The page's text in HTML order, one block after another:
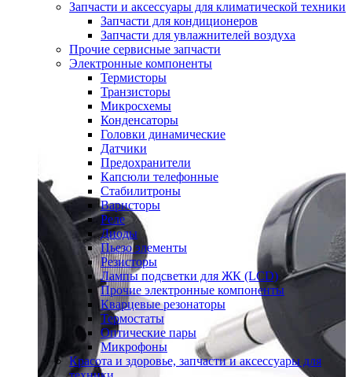
Запчасти и аксессуары для климатической техники
Запчасти для кондиционеров
Запчасти для увлажнителей воздуха
Прочие сервисные запчасти
Электронные компоненты
Термисторы
Транзисторы
Микросхемы
Конденсаторы
Головки динамические
Датчики
Предохранители
Капсюли телефонные
Стабилитроны
Варисторы
Реле
Диоды
Пьезо элементы
Резисторы
Лампы подсветки для ЖК (LCD)
Прочие электронные компоненты
Кварцевые резонаторы
Термостаты
Оптические пары
Микрофоны
Красота и здоровье, запчасти и аксессуары для